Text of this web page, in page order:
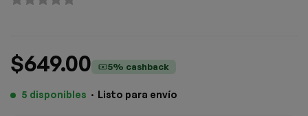
$649.00 5% cashback
5 disponibles · Listo para envío